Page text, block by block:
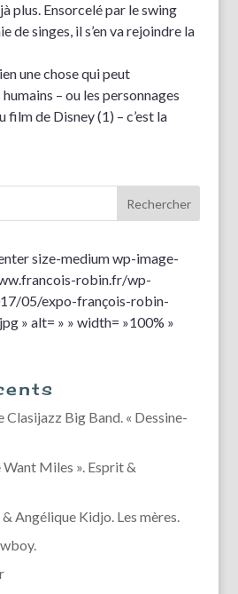
plus. Ensorcelé par le swing
de singes, il s’en va rejoindre la
une chose qui peut
– ou les personnages
de Disney (1) – c’est la
size-medium wp-image-
robin.fr/wp-
05/expo-françois-robin-
» alt= » » width= »100% »
Clasijazz Big Band. « Dessine-
Miles ». Esprit &
Angélique Kidjo. Les mères.